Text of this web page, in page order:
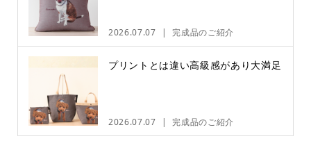
2026.07.07 完成品のご紹介
プリントとは違い高級感があり大満足
2026.07.07 完成品のご紹介